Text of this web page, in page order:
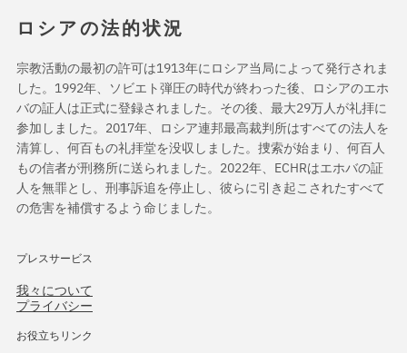
ロシアの法的状況
宗教活動の最初の許可は1913年にロシア当局によって発行されま
した。1992年、ソビエト弾圧の時代が終わった後、ロシアのエホ
バの証人は正式に登録されました。その後、最大29万人が礼拝に
参加しました。2017年、ロシア連邦最高裁判所はすべての法人を
清算し、何百もの礼拝堂を没収しました。捜索が始まり、何百人
もの信者が刑務所に送られました。2022年、ECHRはエホバの証
人を無罪とし、刑事訴追を停止し、彼らに引き起こされたすべて
の危害を補償するよう命じました。
プレスサービス
我々について
プライバシー
お役立ちリンク